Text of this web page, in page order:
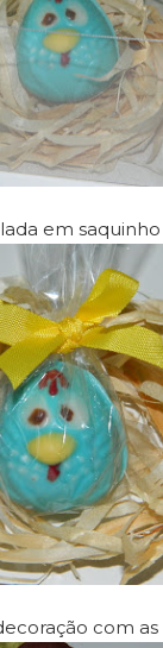
em
com